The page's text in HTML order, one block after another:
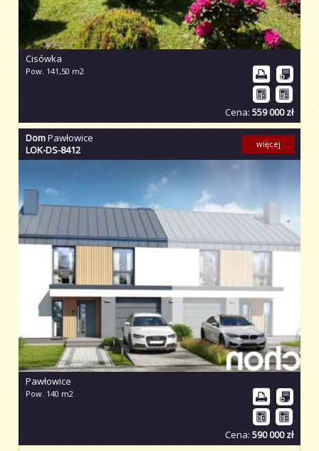
Cisówka
Pow. 141,50 m2
Cena: 559 000 zł
DomPawłowice
LOK-DS-8412
Pawłowice
Pow. 140 m2
Cena: 590 000 zł
więcej